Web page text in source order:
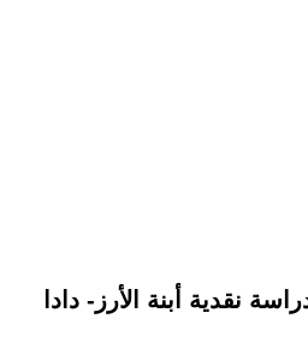
نقدية أبنة الأرز- دادا